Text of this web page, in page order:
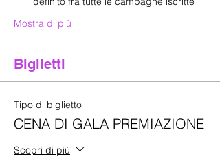
Mostra di più
Biglietti
Tipo di biglietto
CENA DI GALA PREMIAZIONE
Scopri di più